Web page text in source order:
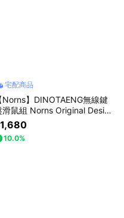
宅配商品
Norns】DINOTAENG無線鍵
滑鼠組 Norns Original Design
萌町
10.0%